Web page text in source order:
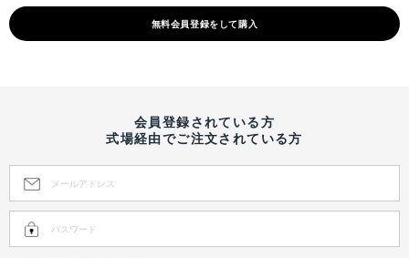
無料会員登録をして購入
会員登録されている方
式場経由でご注文されている方